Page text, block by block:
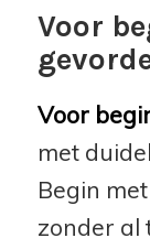
Voor
Voor
met
Begin
zonder al